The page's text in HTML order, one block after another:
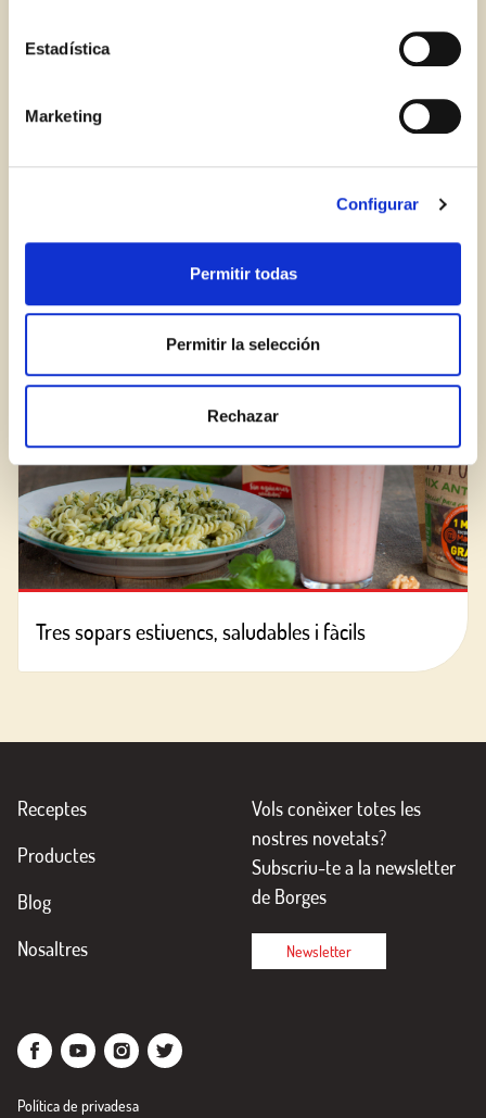
identifican de ninguna forma.
Estadística
Marketing
Configurar
Permitir todas
Permitir la selección
Rechazar
Com reconèixer una bona crema balsàmica?
BLOG
Tres sopars estiuencs, saludables i fàcils
Receptes
Productes
Blog
Nosaltres
Vols conèixer totes les
nostres novetats?
Subscriu-te a la newsletter
de Borges
Newsletter
Política de privadesa